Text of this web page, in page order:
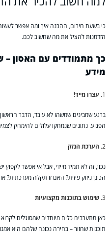
כי בשעת חירום, ההבנה איך ומה אפשר
הזדמנות להציל את מה שחשוב לכם.
כך מתמודדים עם האסון –
מידע
עצרו מייד!
ברגע שמבינים שמשהו לא עובד, הדבר
הפגוע. נתונים שנמחקו עלולים להימחק
הערכת הנזק
נכון, זה לא תמיד מיידי, אבל אי אפשר
הכונן ניזוק פיזית? האם זו תקלה מערכתית?
שימוש בתוכנות מקצועיות
כאן מתערבים כלים מיוחדים שמסוגלים
תוכנות שחזור – בחירה נכונה שלהם היא